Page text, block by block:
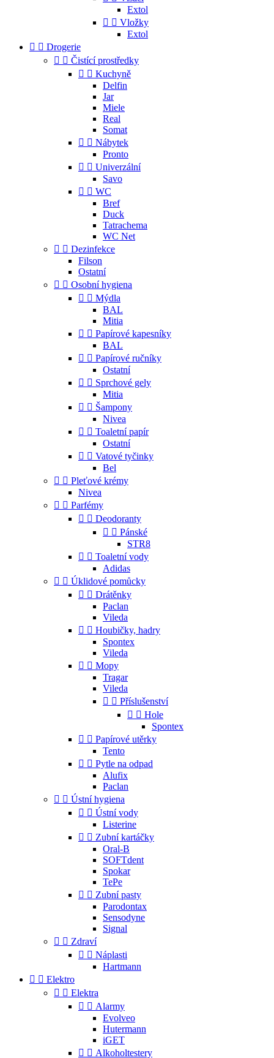
Extol
  Vložky
Extol
  Drogerie
  Čistící prostředky
  Kuchyně
Delfin
Jar
Miele
Real
Somat
  Nábytek
Pronto
  Univerzální
Savo
  WC
Bref
Duck
Tatrachema
WC Net
  Dezinfekce
Filson
Ostatní
  Osobní hygiena
  Mýdla
BAL
Mitia
  Papírové kapesníky
BAL
  Papírové ručníky
Ostatní
  Sprchové gely
Mitia
  Šampony
Nivea
  Toaletní papír
Ostatní
  Vatové tyčinky
Bel
  Pleťové krémy
Nivea
  Parfémy
  Deodoranty
  Pánské
STR8
  Toaletní vody
Adidas
  Úklidové pomůcky
  Drátěnky
Paclan
Vileda
  Houbičky, hadry
Spontex
Vileda
  Mopy
Tragar
Vileda
  Příslušenství
  Hole
Spontex
  Papírové utěrky
Tento
  Pytle na odpad
Alufix
Paclan
  Ústní hygiena
  Ústní vody
Listerine
  Zubní kartáčky
Oral-B
SOFTdent
Spokar
TePe
  Zubní pasty
Parodontax
Sensodyne
Signal
  Zdraví
  Náplasti
Hartmann
  Elektro
  Elektra
  Alarmy
Evolveo
Hutermann
iGET
  Alkoholtestery